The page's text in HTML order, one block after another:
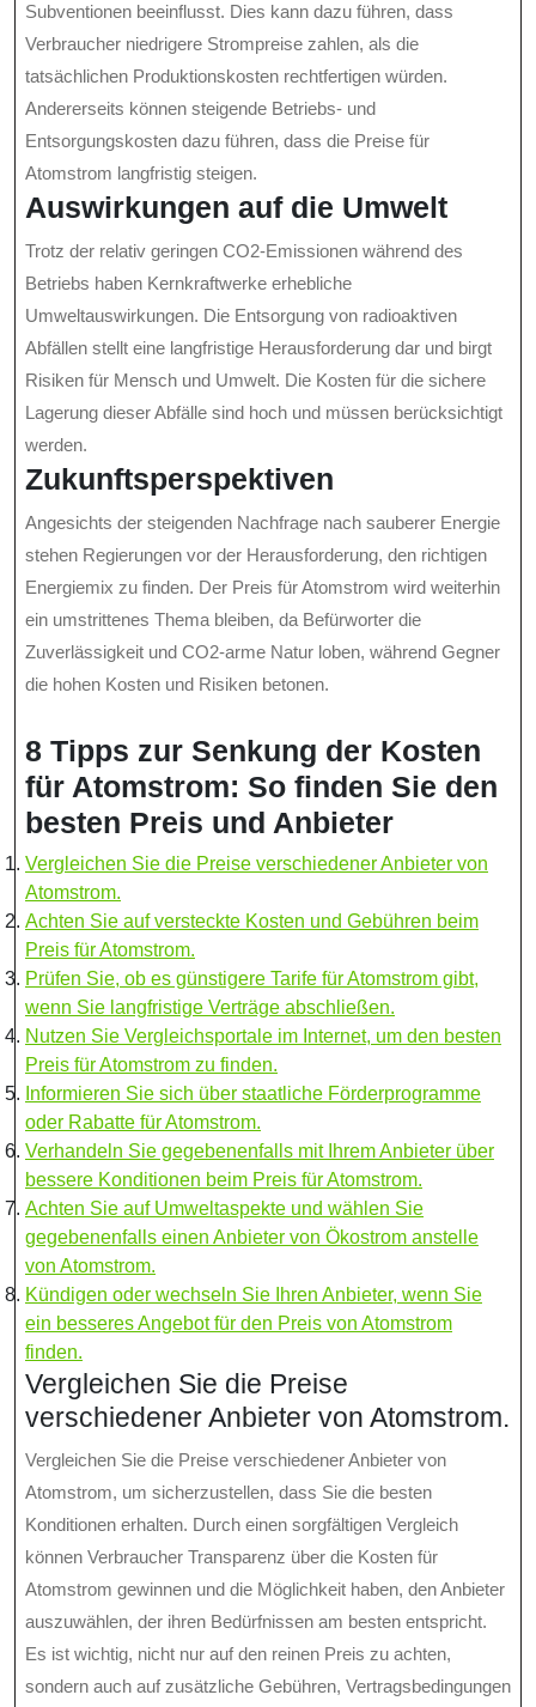
Subventionen beeinflusst. Dies kann dazu führen, dass
Verbraucher niedrigere Strompreise zahlen, als die
tatsächlichen Produktionskosten rechtfertigen würden.
Andererseits können steigende Betriebs- und
Entsorgungskosten dazu führen, dass die Preise für
Atomstrom langfristig steigen.
Auswirkungen auf die Umwelt
Trotz der relativ geringen CO2-Emissionen während des
Betriebs haben Kernkraftwerke erhebliche
Umweltauswirkungen. Die Entsorgung von radioaktiven
Abfällen stellt eine langfristige Herausforderung dar und birgt
Risiken für Mensch und Umwelt. Die Kosten für die sichere
Lagerung dieser Abfälle sind hoch und müssen berücksichtigt
werden.
Zukunftsperspektiven
Angesichts der steigenden Nachfrage nach sauberer Energie
stehen Regierungen vor der Herausforderung, den richtigen
Energiemix zu finden. Der Preis für Atomstrom wird weiterhin
ein umstrittenes Thema bleiben, da Befürworter die
Zuverlässigkeit und CO2-arme Natur loben, während Gegner
die hohen Kosten und Risiken betonen.
8 Tipps zur Senkung der Kosten
für Atomstrom: So finden Sie den
besten Preis und Anbieter
Vergleichen Sie die Preise verschiedener Anbieter von
Atomstrom.
Achten Sie auf versteckte Kosten und Gebühren beim
Preis für Atomstrom.
Prüfen Sie, ob es günstigere Tarife für Atomstrom gibt,
wenn Sie langfristige Verträge abschließen.
Nutzen Sie Vergleichsportale im Internet, um den besten
Preis für Atomstrom zu finden.
Informieren Sie sich über staatliche Förderprogramme
oder Rabatte für Atomstrom.
Verhandeln Sie gegebenenfalls mit Ihrem Anbieter über
bessere Konditionen beim Preis für Atomstrom.
Achten Sie auf Umweltaspekte und wählen Sie
gegebenenfalls einen Anbieter von Ökostrom anstelle
von Atomstrom.
Kündigen oder wechseln Sie Ihren Anbieter, wenn Sie
ein besseres Angebot für den Preis von Atomstrom
finden.
Vergleichen Sie die Preise
verschiedener Anbieter von Atomstrom.
Vergleichen Sie die Preise verschiedener Anbieter von
Atomstrom, um sicherzustellen, dass Sie die besten
Konditionen erhalten. Durch einen sorgfältigen Vergleich
können Verbraucher Transparenz über die Kosten für
Atomstrom gewinnen und die Möglichkeit haben, den Anbieter
auszuwählen, der ihren Bedürfnissen am besten entspricht.
Es ist wichtig, nicht nur auf den reinen Preis zu achten,
sondern auch auf zusätzliche Gebühren, Vertragsbedingungen